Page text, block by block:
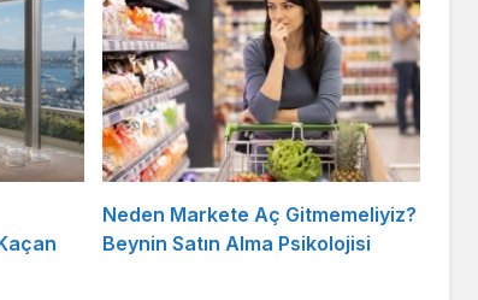
Neden Markete Aç Gitmemeliyiz?
Beynin Satın Alma Psikolojisi